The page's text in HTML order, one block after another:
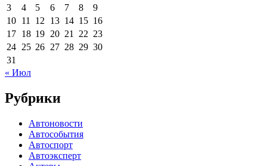
3
4 5 6 7 8
9
10 11 12 13 14 15 16
17 18 19 20 21 22 23
24 25 26 27 28 29 30
31
« Июл
Рубрики
Автоновости
Автособытия
Автоспорт
Автоэксперт